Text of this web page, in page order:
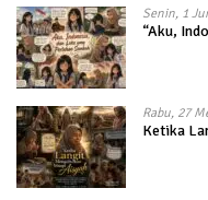
Senin, 1
“Aku,
Rabu, 27
Ketika